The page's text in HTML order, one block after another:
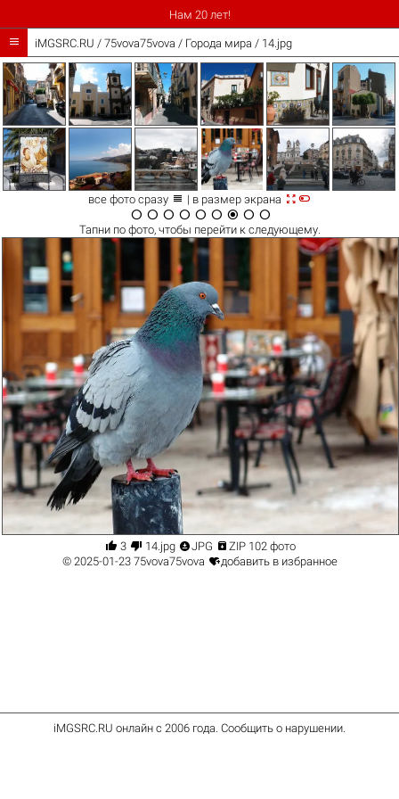
Нам 20 лет!
 iMGSRC.RU / 75vova75vova / Города мира / 14.jpg
все фото сразу  | в размер экрана 
        
Тапни по фото, чтобы перейти к следующему.
 3  14.jpg JPG  ZIP 102 фото
© 2025-01-23 75vova75vova добавить в избранное
iMGSRC.RU онлайн с 2006 года Сообщить о нарушении